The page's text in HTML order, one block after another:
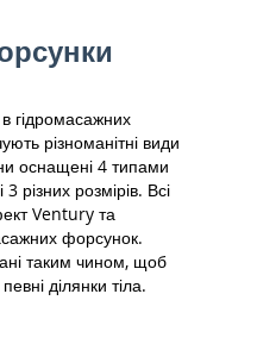
гідромасажних
різноманітні види
оснащені 4 типами
різних розмірів. Всі
Ventury та
форсунок.
таким чином, щоб
ділянки тіла.